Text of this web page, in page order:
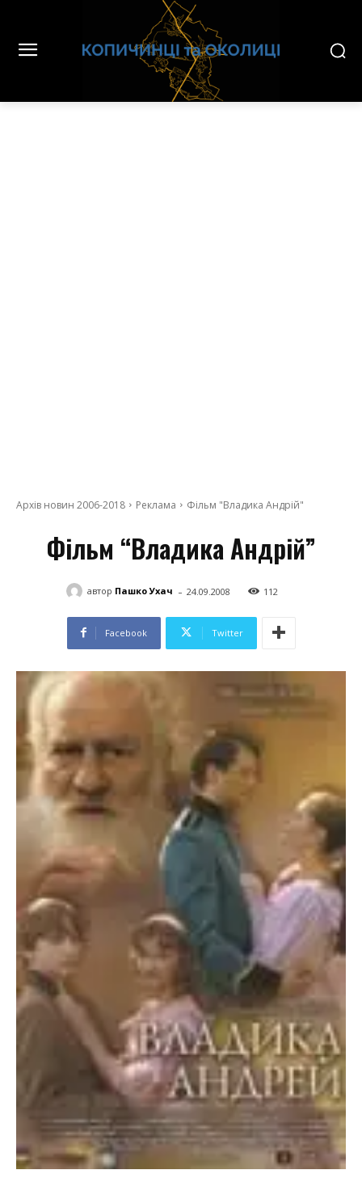
Архів новин 2006-2018 Реклама Фільм "Владика Андрій"
Фільм “Владика Андрій”
автор Пашко Ухач - 24.09.2008 112
Facebook Twitter